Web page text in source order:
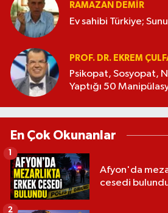
RAMAZAN DEMİR
Ev sahibi Türkiye;
PROF. DR. EKREM
Psikopat, Sosyopat,
Yaptığı 50
En Çok Okunanlar
Afyon'da
cesedi
1
2